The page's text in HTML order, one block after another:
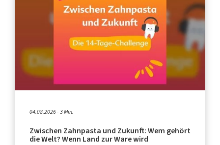
04.08.2026 - 3 Min.
Zwischen Zahnpasta und Zukunft: Wem gehört
die Welt? Wenn Land zur Ware wird